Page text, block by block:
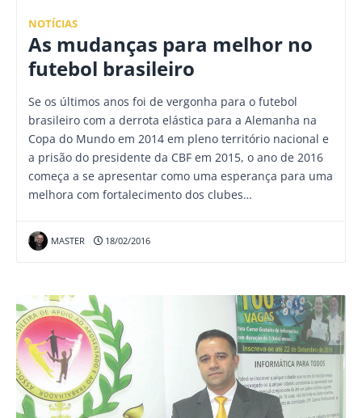
NOTÍCIAS
As mudanças para melhor no
futebol brasileiro
Se os últimos anos foi de vergonha para o futebol
brasileiro com a derrota elástica para a Alemanha na
Copa do Mundo em 2014 em pleno território nacional e
a prisão do presidente da CBF em 2015, o ano de 2016
começa a se apresentar como uma esperança para uma
melhora com fortalecimento dos clubes…
MASTER 18/02/2016